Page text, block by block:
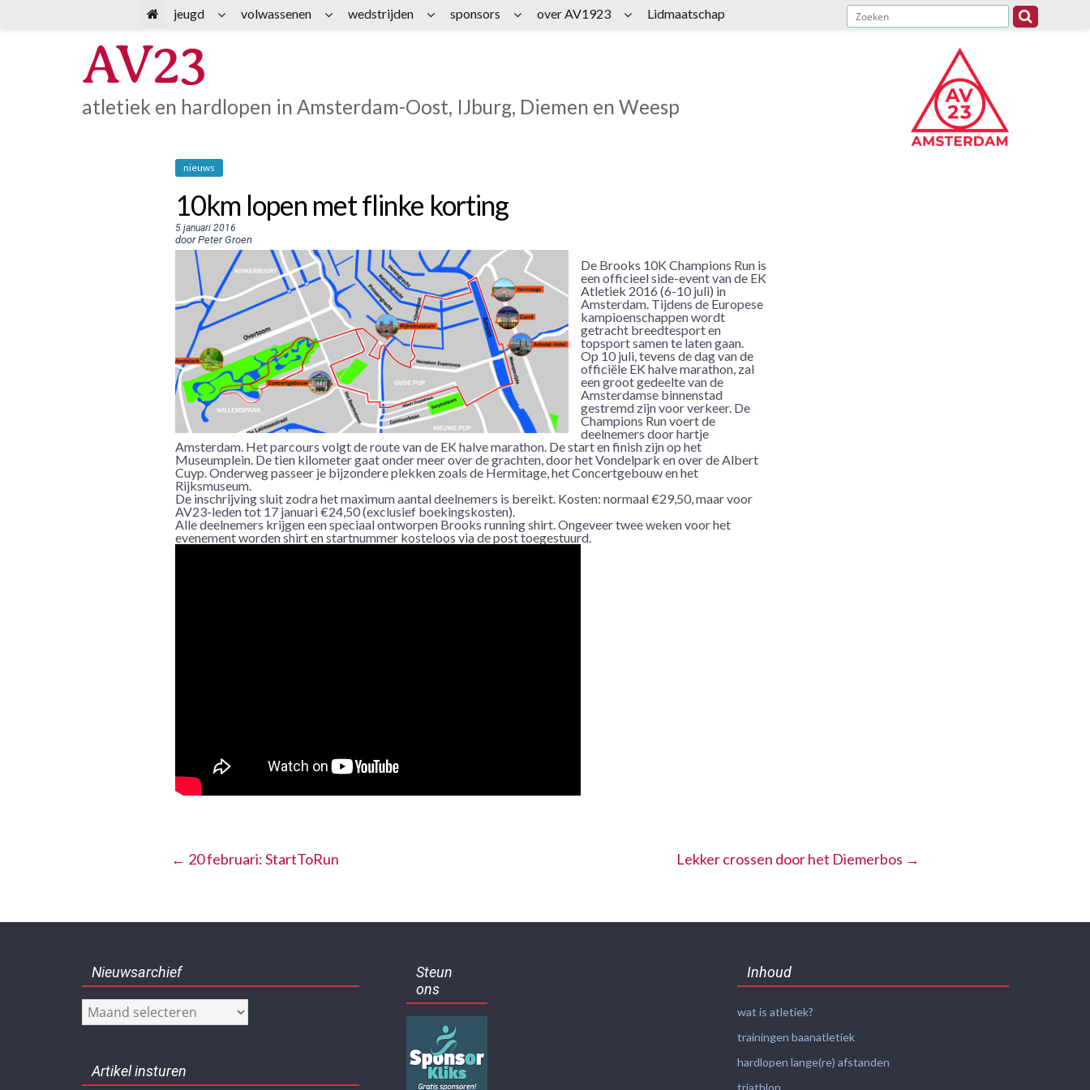
AV23
atletiek en hardlopen in Amsterdam-Oost, IJburg, Diemen en Weesp
nieuws
10km lopen met flinke korting
5 januari 2016
door Peter Groen
De Brooks 10K Champions Run is
een officieel side-event van de EK
Atletiek 2016 (6-10 juli) in
Amsterdam. Tijdens de Europese
kampioenschappen wordt
getracht breedtesport en
topsport samen te laten gaan.
Op 10 juli, tevens de dag van de
officiële EK halve marathon, zal
een groot gedeelte van de
Amsterdamse binnenstad
gestremd zijn voor verkeer. De
Champions Run voert de
deelnemers door hartje
Amsterdam. Het parcours volgt de route van de EK halve marathon. De start en finish zijn op het
Museumplein. De tien kilometer gaat onder meer over de grachten, door het Vondelpark en over de Albert
Cuyp. Onderweg passeer je bijzondere plekken zoals de Hermitage, het Concertgebouw en het
Rijksmuseum.
De inschrijving sluit zodra het maximum aantal deelnemers is bereikt. Kosten: normaal €29,50, maar voor
AV23-leden tot 17 januari €24,50 (exclusief boekingskosten).
Alle deelnemers krijgen een speciaal ontworpen Brooks running shirt. Ongeveer twee weken voor het
evenement worden shirt en startnummer kosteloos via de post toegestuurd.
← 20 februari: StartToRun Lekker crossen door het Diemerbos →
Nieuwsarchief
Nieuwsarchief
Artikel insturen
Steun
ons
Inhoud
wat is atletiek?
trainingen baanatletiek
hardlopen lange(re) afstanden
jeugd volwassenen wedstrijden sponsors over AV1923 Lidmaatschap